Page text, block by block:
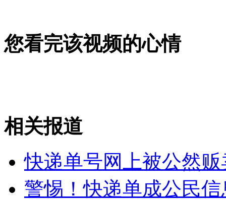
女孩北京地铁殴打老人 痛下狠手拳打脚踢
无痛分娩是否安全 医生回应
您看完该视频的心情
相关报道
快递单号网上被公然贩
警惕！快递单成公民信